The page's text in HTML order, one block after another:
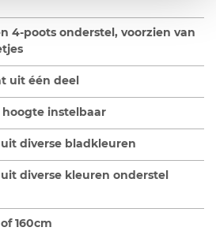
4-poots onderstel, voorzien van
uit één deel
hoogte instelbaar
uit diverse bladkleuren
uit diverse kleuren onderstel
160cm